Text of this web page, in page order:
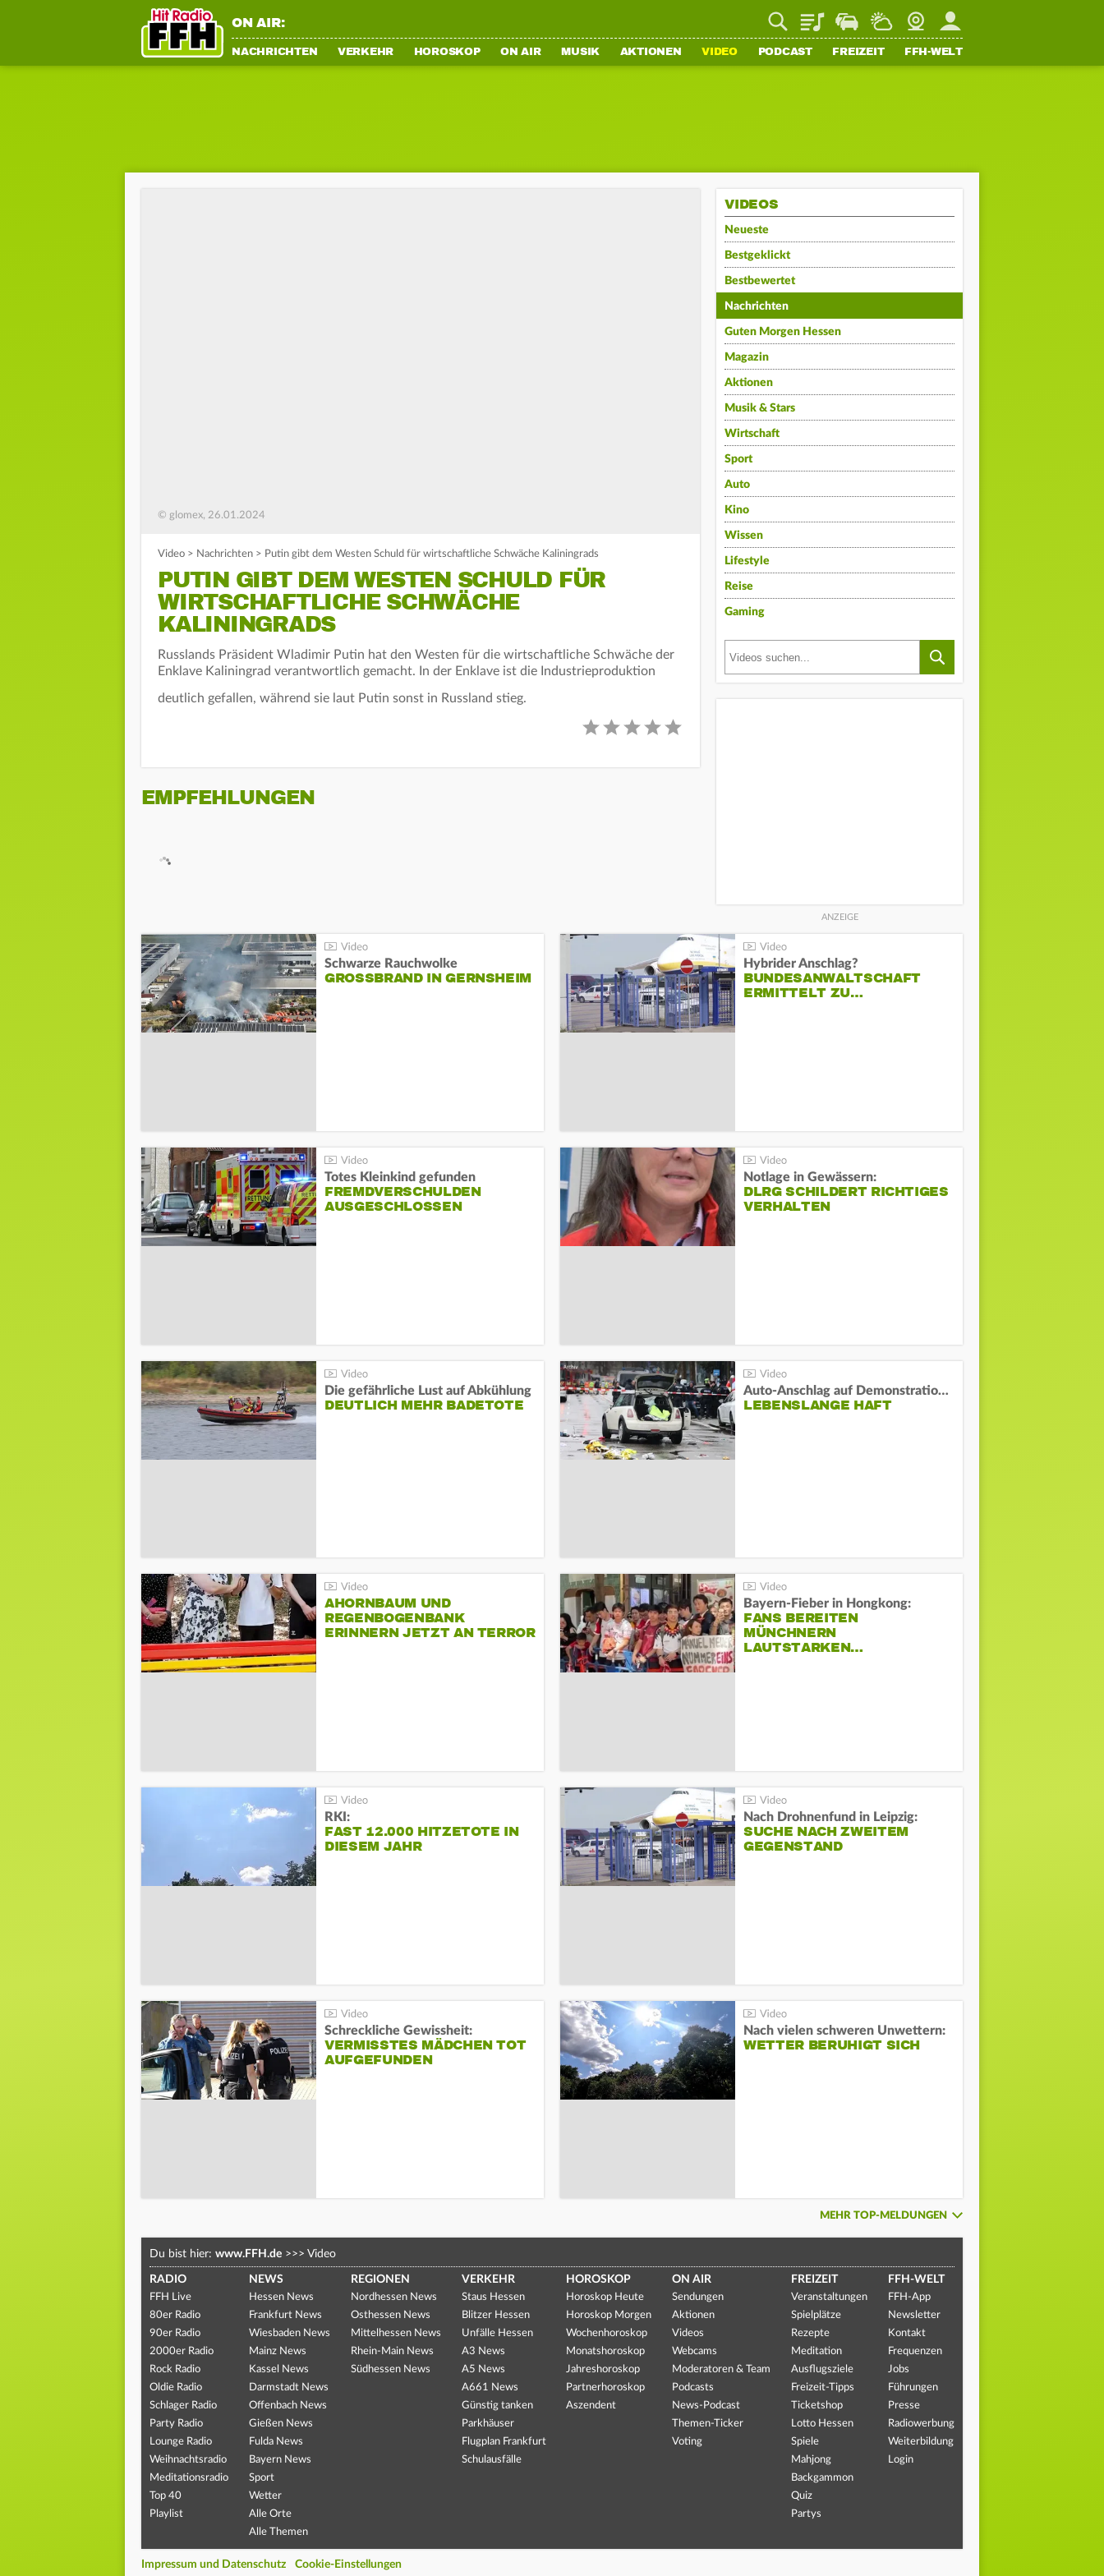
ON AIR: PlaylistStaupilotWetterWebcamMein FFH
NACHRICHTEN VERKEHR HOROSKOP ON AIR MUSIK AKTIONEN VIDEO PODCAST FREIZEIT FFH-WELT
© glomex, 26.01.2024
Video > Nachrichten > Putin gibt dem Westen Schuld für wirtschaftliche Schwäche Kaliningrads
PUTIN GIBT DEM WESTEN SCHULD FÜR
WIRTSCHAFTLICHE SCHWÄCHE
KALININGRADS
Russlands Präsident Wladimir Putin hat den Westen für die wirtschaftliche Schwäche der
Enklave Kaliningrad verantwortlich gemacht. In der Enklave ist die Industrieproduktion
deutlich gefallen, während sie laut Putin sonst in Russland stieg.
EMPFEHLUNGEN
VIDEOS
Neueste
Bestgeklickt
Bestbewertet
Nachrichten
Guten Morgen Hessen
Magazin
Aktionen
Musik & Stars
Wirtschaft
Sport
Auto
Kino
Wissen
Lifestyle
Reise
Gaming
Schwarze Rauchwolke
GROSSBRAND IN GERNSHEIM
Hybrider Anschlag?
BUNDESANWALTSCHAFT
ERMITTELT ZU…
Totes Kleinkind gefunden
FREMDVERSCHULDEN
AUSGESCHLOSSEN
Notlage in Gewässern:
DLRG SCHILDERT RICHTIGES
VERHALTEN
Die gefährliche Lust auf Abkühlung
DEUTLICH MEHR BADETOTE
Auto-Anschlag auf Demonstration in München:
LEBENSLANGE HAFT
AHORNBAUM UND
REGENBOGENBANK
ERINNERN JETZT AN TERROR
Bayern-Fieber in Hongkong:
FANS BEREITEN
MÜNCHNERN
LAUTSTARKEN…
RKI:
FAST 12.000 HITZETOTE IN
DIESEM JAHR
Nach Drohnenfund in Leipzig:
SUCHE NACH ZWEITEM
GEGENSTAND
Schreckliche Gewissheit:
VERMISSTES MÄDCHEN TOT
AUFGEFUNDEN
Nach vielen schweren Unwettern:
WETTER BERUHIGT SICH
MEHR TOP-MELDUNGEN
Du bist hier: www.FFH.de >>> Video
RADIO
FFH Live
80er Radio
90er Radio
2000er Radio
Rock Radio
Oldie Radio
Schlager Radio
Party Radio
Lounge Radio
Weihnachtsradio
Meditationsradio
Top 40
Playlist
NEWS
Hessen News
Frankfurt News
Wiesbaden News
Mainz News
Kassel News
Darmstadt News
Offenbach News
Gießen News
Fulda News
Bayern News
Sport
Wetter
Alle Orte
Alle Themen
REGIONEN
Nordhessen News
Osthessen News
Mittelhessen News
Rhein-Main News
Südhessen News
VERKEHR
Staus Hessen
Blitzer Hessen
Unfälle Hessen
A3 News
A5 News
A661 News
Günstig tanken
Parkhäuser
Flugplan Frankfurt
Schulausfälle
HOROSKOP
Horoskop Heute
Horoskop Morgen
Wochenhoroskop
Monatshoroskop
Jahreshoroskop
Partnerhoroskop
Aszendent
ON AIR
Sendungen
Aktionen
Videos
Webcams
Moderatoren & Team
Podcasts
News-Podcast
Themen-Ticker
Voting
FREIZEIT
Veranstaltungen
Spielplätze
Rezepte
Meditation
Ausflugsziele
Freizeit-Tipps
Ticketshop
Lotto Hessen
Spiele
Mahjong
Backgammon
Quiz
Partys
FFH-WELT
FFH-App
Newsletter
Kontakt
Frequenzen
Jobs
Führungen
Presse
Radiowerbung
Weiterbildung
Login
Impressum und Datenschutz Cookie-Einstellungen